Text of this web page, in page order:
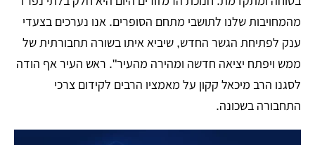
מהמחויבות שלנו לתושבי מתחם הסופרים. אנו נערכים בצעדי
ענק לפתיחת הגשר החדש, שיביא איתו בשורה תחבורתית של
ממש ויפתח יציאה חדשה ומהירה מהעיר". ראש העיר אף הודה
לסגנו הרב מיכאל קקון על מאמציו הרבים לקידום צרכי
התחבורה בשכונה.